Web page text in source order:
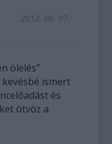
2012. 08. 07.
ölelés”
ismert
és
ötvöz a